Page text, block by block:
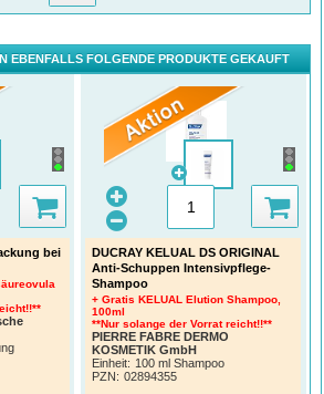
EBENFALLS FOLGENDE PRODUKTE GEKAUFT
bei
DUCRAY KELUAL DS ORIGINAL
Anti-Schuppen Intensivpflege-
Shampoo
+ Gratis KELUAL Elution Shampoo,
100ml
**Nur solange der Vorrat reicht!!**
PIERRE FABRE DERMO
KOSMETIK GmbH
Einheit: 100 ml Shampoo
PZN : 02894355